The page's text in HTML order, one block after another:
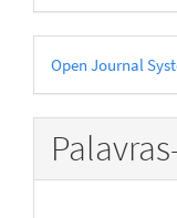
por
Open Journal